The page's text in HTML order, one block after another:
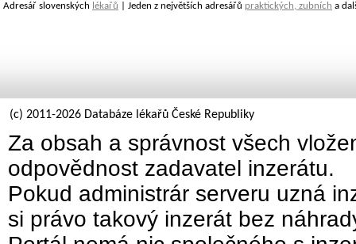
Adresář slovenských lékařů | Jeden z největších adresářů praktických, zubních a
(c) 2011-2026 Databáze lékařů České Republiky
Za obsah a správnost všech
odpovědnost zadavatel inzerátu.
Pokud administrár serveru uzná
si právo takový inzerát bez